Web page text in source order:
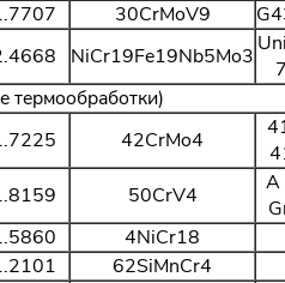
30CrMoV9
NiCr19Fe19Nb5Mo3
термообработки)
42CrMo4
50CrV4
A
4NiCr18
62SiMnCr4